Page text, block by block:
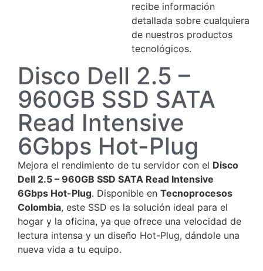
recibe información
detallada sobre cualquiera
de nuestros productos
tecnológicos.
Disco Dell 2.5 –
960GB SSD SATA
Read Intensive
6Gbps Hot-Plug
Mejora el rendimiento de tu servidor con el Disco
Dell 2.5 – 960GB SSD SATA Read Intensive
6Gbps Hot-Plug. Disponible en Tecnoprocesos
Colombia, este SSD es la solución ideal para el
hogar y la oficina, ya que ofrece una velocidad de
lectura intensa y un diseño Hot-Plug, dándole una
nueva vida a tu equipo.